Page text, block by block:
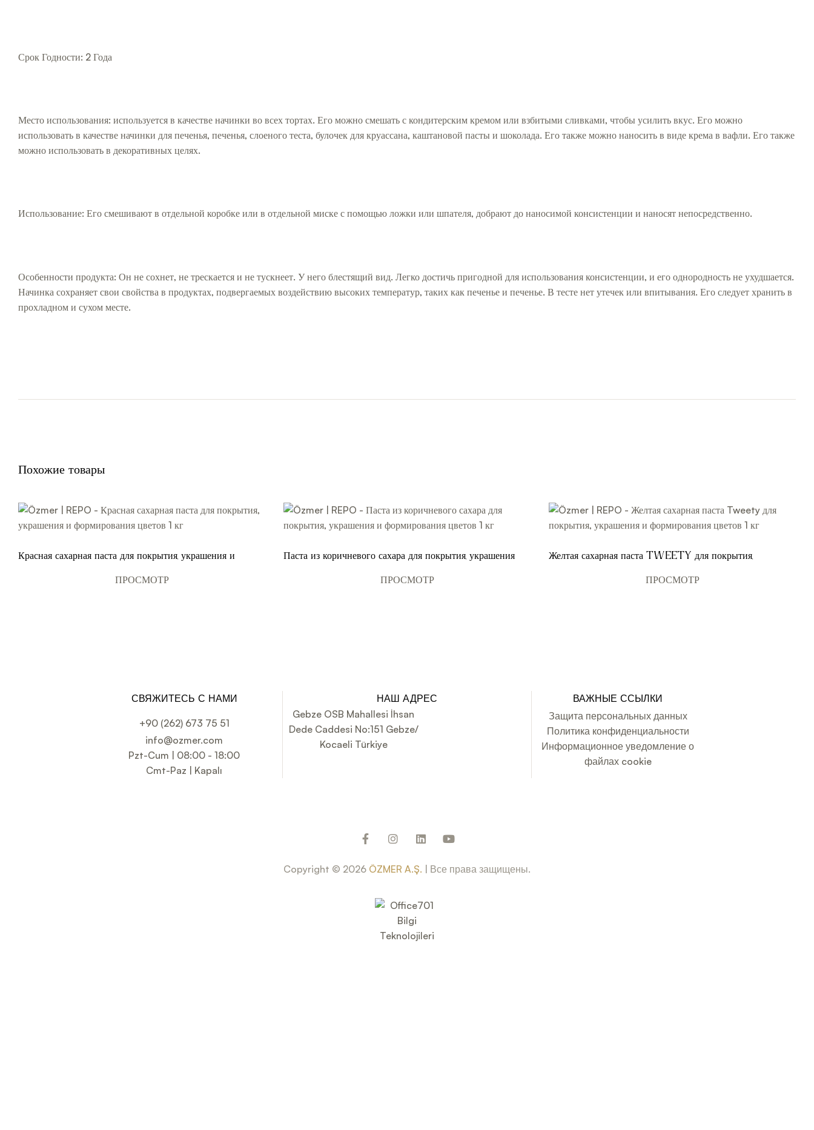
Срок Годности: 2 Года
Место использования: используется в качестве начинки во всех тортах. Его можно смешать с кондитерским кремом или взбитыми сливками, чтобы усилить вкус. Его можно
использовать в качестве начинки для печенья, печенья, слоеного теста, булочек для круассана, каштановой пасты и шоколада. Его также можно наносить в виде крема в вафли. Его также
можно использовать в декоративных целях.
Использование: Его смешивают в отдельной коробке или в отдельной миске с помощью ложки или шпателя, добрают до наносимой консистенции и наносят непосредственно.
Особенности продукта: Он не сохнет, не трескается и не тускнеет. У него блестящий вид. Легко достичь пригодной для использования консистенции, и его однородность не ухудшается.
Начинка сохраняет свои свойства в продуктах, подвергаемых воздействию высоких температур, таких как печенье и печенье. В тесте нет утечек или впитывания. Его следует хранить в
прохладном и сухом месте.
Похожие товары
Красная сахарная паста для покрытия, украшения и
ПРОСМОТР
Паста из коричневого сахара для покрытия, украшения и
ПРОСМОТР
Желтая сахарная паста Tweety для покрытия,
ПРОСМОТР
СВЯЖИТЕСЬ С НАМИ
+90 (262) 673 75 51
info@ozmer.com
Pzt-Cum | 08:00 - 18:00
Cmt-Paz | Kapalı
НАШ АДРЕС
Gebze OSB Mahallesi İhsan
Dede Caddesi No:151 Gebze/
Kocaeli Türkiye
ВАЖНЫЕ ССЫЛКИ
Защита персональных данных
Политика конфиденциальности
Информационное уведомление о
файлах cookie
Copyright © 2026 ÖZMER A.Ş. | Все права защищены.